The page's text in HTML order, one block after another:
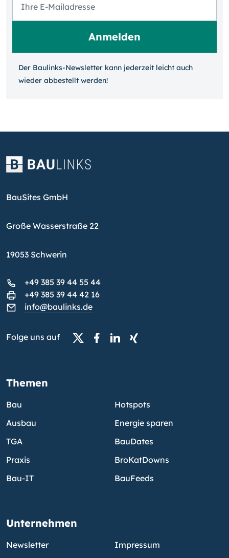
Der Baulinks-Newsletter kann jeder­zeit leicht auch
wieder ab­bestellt werden!
BauSites GmbH
Große Wasserstraße 22
19053 Schwerin
+49 385 39 44 55 44
+49 385 39 44 42 16
info@baulinks.de
Folge uns auf
Themen
Bau
Ausbau
TGA
Praxis
Bau-IT
Hotspots
Energie sparen
BauDates
BroKatDowns
BauFeeds
Unternehmen
Newsletter
Impressum